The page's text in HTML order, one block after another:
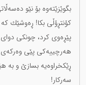
بگوێزێتەوە بۆ نێو
كۆنتڕۆڵی بكا! ڕەوشێك كە
پێڕەوی كرد، چونکی
هەرچییەكی پێی وەرکەی
ڕێكخراوەیە بسازێ و بە
سەركار!